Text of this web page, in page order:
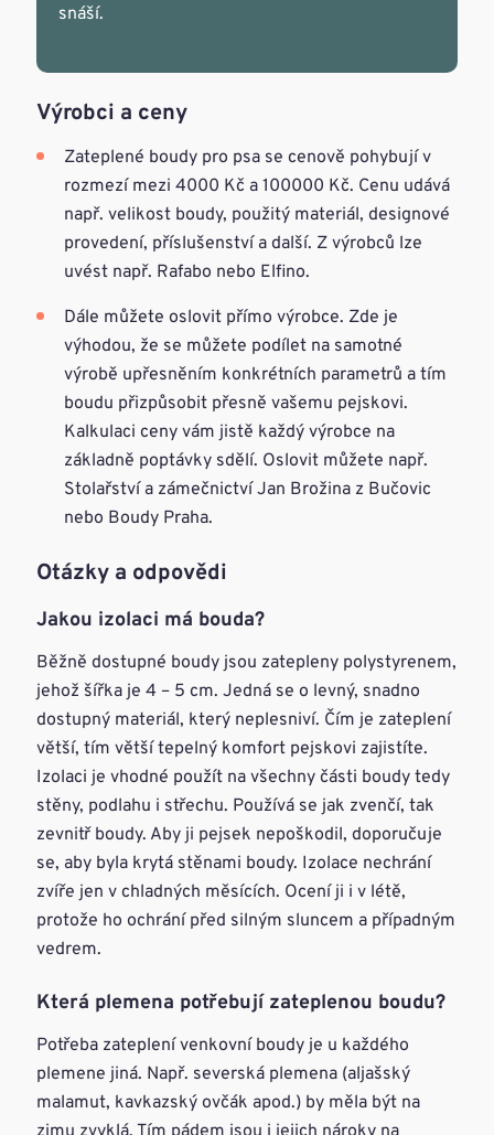
snáší.
Výrobci a ceny
Zateplené boudy pro psa se cenově pohybují v
rozmezí mezi 4000 Kč a 100000 Kč. Cenu udává
např. velikost boudy, použitý materiál, designové
provedení, příslušenství a další. Z výrobců lze
uvést např. Rafabo nebo Elfino.
Dále můžete oslovit přímo výrobce. Zde je
výhodou, že se můžete podílet na samotné
výrobě upřesněním konkrétních parametrů a tím
boudu přizpůsobit přesně vašemu pejskovi.
Kalkulaci ceny vám jistě každý výrobce na
základně poptávky sdělí. Oslovit můžete např.
Stolařství a zámečnictví Jan Brožina z Bučovic
nebo Boudy Praha.
Otázky a odpovědi
Jakou izolaci má bouda?
Běžně dostupné boudy jsou zatepleny polystyrenem,
jehož šířka je 4 – 5 cm. Jedná se o levný, snadno
dostupný materiál, který neplesniví. Čím je zateplení
větší, tím větší tepelný komfort pejskovi zajistíte.
Izolaci je vhodné použít na všechny části boudy tedy
stěny, podlahu i střechu. Používá se jak zvenčí, tak
zevnitř boudy. Aby ji pejsek nepoškodil, doporučuje
se, aby byla krytá stěnami boudy. Izolace nechrání
zvíře jen v chladných měsících. Ocení ji i v létě,
protože ho ochrání před silným sluncem a případným
vedrem.
Která plemena potřebují zateplenou boudu?
Potřeba zateplení venkovní boudy je u každého
plemene jiná. Např. severská plemena (aljašský
malamut, kavkazský ovčák apod.) by měla být na